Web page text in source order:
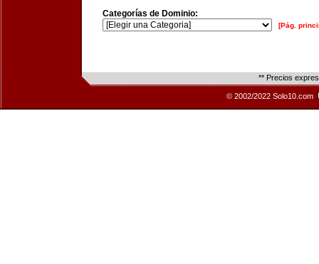
Categorías de Dominio:
[Pág.
** Precios
© 2002/2022 Solo10.com